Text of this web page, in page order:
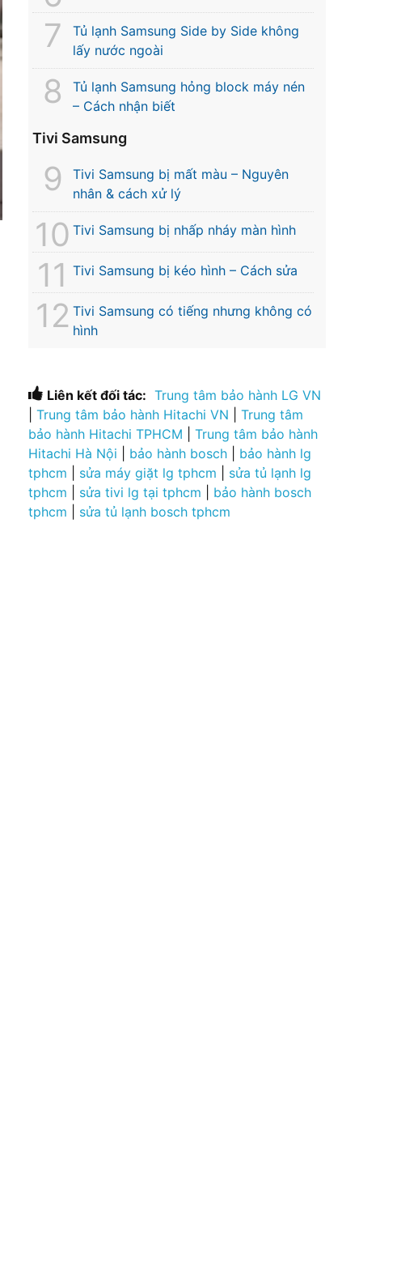
Tủ lạnh Samsung Side by Side không
lấy nước ngoài
Tủ lạnh Samsung hỏng block máy nén
– Cách nhận biết
Tivi Samsung
Tivi Samsung bị mất màu – Nguyên
nhân & cách xử lý
Tivi Samsung bị nhấp nháy màn hình
Tivi Samsung bị kéo hình – Cách sửa
Tivi Samsung có tiếng nhưng không có
hình
Liên kết đối tác: Trung tâm bảo hành LG VN
Trung tâm bảo hành Hitachi VN
Trung tâm
bảo hành Hitachi TPHCM
Trung tâm bảo hành
Hitachi Hà Nội
bảo hành bosch
bảo hành lg
tphcm
sửa máy giặt lg tphcm
sửa tủ lạnh lg
tphcm
sửa tivi lg tại tphcm
bảo hành bosch
tphcm
sửa tủ lạnh bosch tphcm